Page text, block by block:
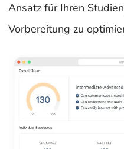
Ansatz für Ihren
Vorbereitung zu